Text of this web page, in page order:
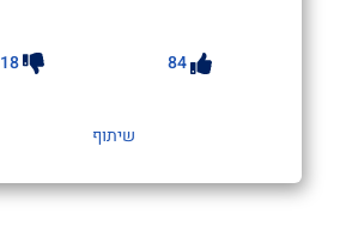
84
18
שיתוף